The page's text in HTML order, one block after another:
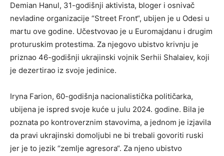
Demian Hanul, 31-godišnji aktivista, bloger i osnivač
nevladine organizacije “Street Front“, ubijen je u Odesi u
martu ove godine. Učestvovao je u Euromajdanu i drugim
proturuskim protestima. Za njegovo ubistvo krivnju je
priznao 46-godišnji ukrajinski vojnik Serhii Shalaiev, koji
je dezertirao iz svoje jedinice.
Iryna Farion, 60-godišnja nacionalistička političarka,
ubijena je ispred svoje kuće u julu 2024. godine. Bila je
poznata po kontroverznim stavovima, a jednom je izjavila
da pravi ukrajinski domoljubi ne bi trebali govoriti ruski
jer je to jezik “zemlje agresora“. Za njeno ubistvo